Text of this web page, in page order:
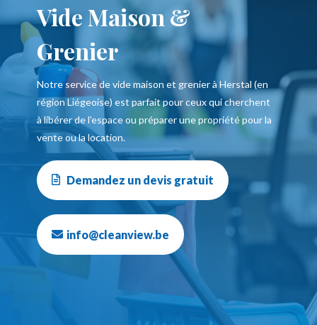
Vide Maison &
Grenier
Notre service de vide maison et grenier à Herstal (en
région Liégeoise) est parfait pour ceux qui cherchent
à libérer de l'espace ou préparer une propriété pour la
vente ou la location.
Demandez un devis gratuit
info@cleanview.be